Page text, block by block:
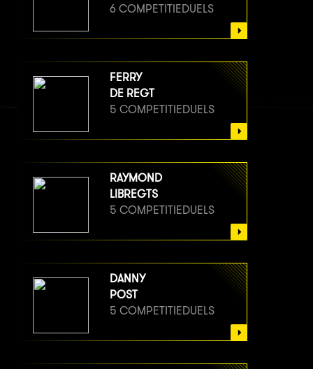
6 COMPETITIEDUELS
FERRY
DE REGT
5 COMPETITIEDUELS
RAYMOND
LIBREGTS
5 COMPETITIEDUELS
DANNY
POST
5 COMPETITIEDUELS